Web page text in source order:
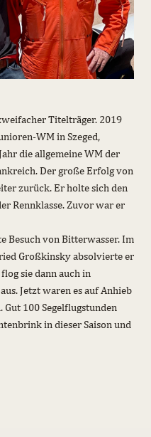
Titelträger. 2019
WM in Szeged,
die allgemeine WM der
Der große Erfolg von
zurück. Er holte sich den
Rennklasse. Zuvor war er
Besuch von Bitterwasser. Im
Großkinsky absolvierte er
sie dann auch in
Jetzt waren es auf Anhieb
100 Segelflugstunden
in dieser Saison und